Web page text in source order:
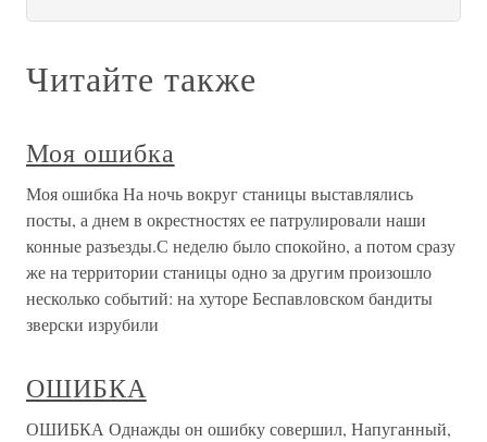
Читайте также
Моя ошибка
Моя ошибка На ночь вокруг станицы выставлялись
посты, а днем в окрестностях ее патрулировали наши
конные разъезды.С неделю было спокойно, а потом сразу
же на территории станицы одно за другим произошло
несколько событий: на хуторе Беспавловском бандиты
зверски изрубили
ОШИБКА
ОШИБКА Однажды он ошибку совершил, Напуганный,